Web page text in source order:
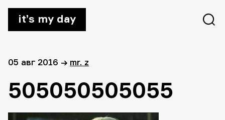
it’s my day
05 авг 2016 → mr. z
505050505055